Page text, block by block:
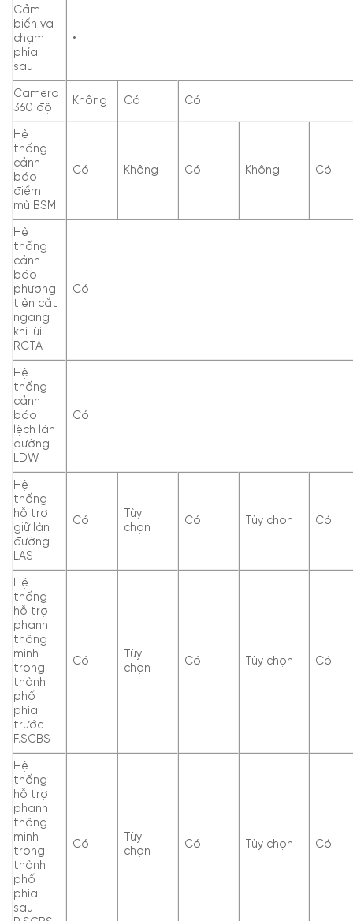
Cảm
biến va
chạm
phía
sau
•
Camera
360 độ
Không Có Có
Hệ
thống
cảnh
báo
điểm
mù BSM
Có Không Có Không Có
Hệ
thống
cảnh
báo
phương
tiện cắt
ngang
khi lùi
RCTA
Có
Hệ
thống
cảnh
báo
lệch làn
đường
LDW
Có
Hệ
thống
hỗ trợ
giữ làn
đường
LAS
Có
Tùy
chọn
Có Tùy chọn Có
Hệ
thống
hỗ trợ
phanh
thông
minh
trong
thành
phố
phía
trước
F.SCBS
Có
Tùy
chọn
Có Tùy chọn Có
Hệ
thống
hỗ trợ
phanh
thông
minh
trong
thành
phố
phía
sau
Có
Tùy
chọn
Có Tùy chọn Có